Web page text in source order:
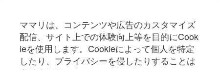
ママリは、コンテンツや広告のカスタマイズ
配信、サイト上での体験向上等を目的にCook
ieを使用します。Cookieによって個人を特定
したり、プライバシーを侵したりすることは
妊娠〜子育て中のお役立ち情報を配信中